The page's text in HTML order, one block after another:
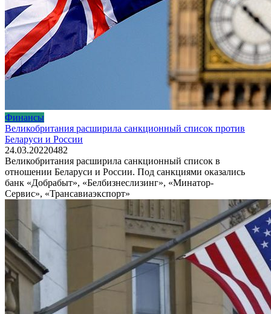
Финансы
Великобритания расширила санкционный список против
Беларуси и России
24.03.20220482
Великобритания расширила санкционный список в
отношении Беларуси и России. Под санкциями оказались
банк «Добрабыт», «Белбизнеслизинг», «Минатор-
Сервис», «Трансавиаэкспорт»